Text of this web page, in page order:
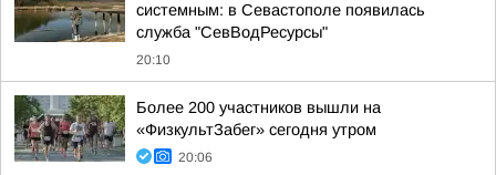
системным: в Севастополе появилась
служба "СевВодРесурсы"
20:10
Более 200 участников вышли на
«ФизкультЗабег» сегодня утром
20:06